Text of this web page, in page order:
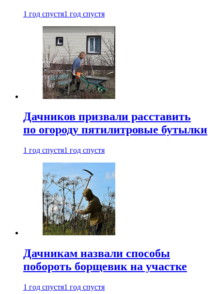
1 год спустя1 год спустя
Дачников призвали расставить
по огороду пятилитровые бутылки
1 год спустя1 год спустя
Дачникам назвали способы
побороть борщевик на участке
1 год спустя1 год спустя